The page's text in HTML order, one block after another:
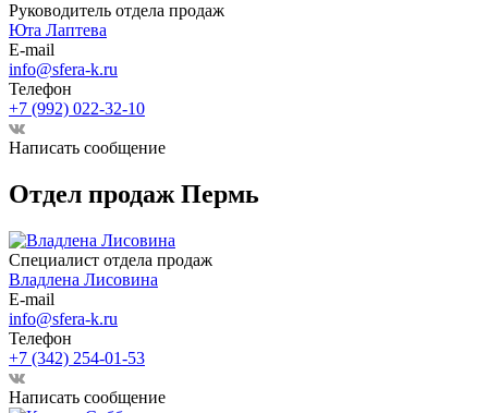
Руководитель отдела продаж
Юта Лаптева
E-mail
info@sfera-k.ru
Телефон
+7 (992) 022-32-10
Написать сообщение
Отдел продаж Пермь
Специалист отдела продаж
Владлена Лисовина
E-mail
info@sfera-k.ru
Телефон
+7 (342) 254-01-53
Написать сообщение